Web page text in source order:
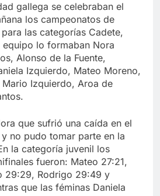
gallega se celebraban el
los campeonatos de
las categorías Cadete,
lo formaban Nora
Alonso de la Fuente,
Izquierdo, Mateo Moreno,
Izquierdo, Aroa de
que sufrió una caída en el
no pudo tomar parte en la
la categoría juvenil los
fueron: Mateo 27:21,
29:29, Rodrigo 29:49 y
que las féminas Daniela